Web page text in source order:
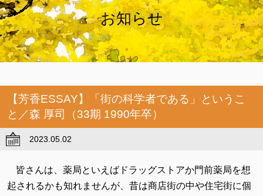
お知らせ
【芳香ESSAY】「街の科学者である」というこ
と／森 厚司（33期 1990年卒）
2023.05.02
皆さんは、薬局といえばドラッグストアか門前薬局を想
起されるかも知れませんが、昔は商店街の中や住宅街に個